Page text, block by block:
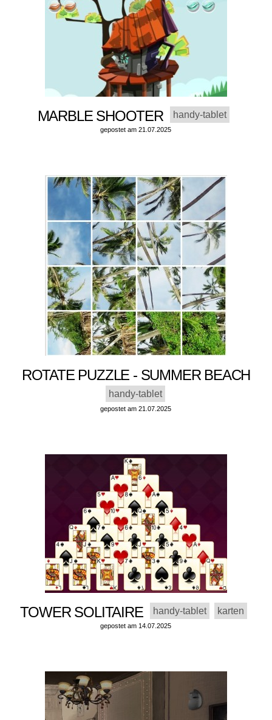
MARBLE SHOOTER handy-tablet
gepostet am 21.07.2025
ROTATE PUZZLE - SUMMER BEACH
handy-tablet
gepostet am 21.07.2025
TOWER SOLITAIRE handy-tablet karten
gepostet am 14.07.2025